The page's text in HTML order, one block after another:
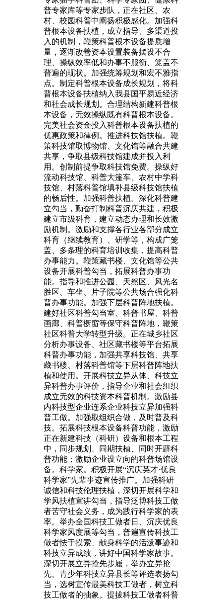
普专家库等专家步队，正在社区、农
村、校园科普中阐扬积极感化。加强科
普根本设备扶植，成立指导、多渠道投
入的机制，鞭策科普根本设备提质增
量，逐渐改善资本设置装备摆设不合
理、操纵效率低和办事不服衡、笼盖不
普遍的现状。加强统筹规划和宏不雅指
点。制定科普根本设备成长规划，将科
普根本设备扶植纳入我县国平易近经济
和社会成长规划。合理结构新建科普根
本设备，无效操纵既有科普根本设备。
完美社会资金投入科普根本设备扶植的
优惠政策和律例。推进科技馆扶植。鞭
策科技馆取博物馆、文化馆等融合共建
共享，争取县级科技馆建成并投入利
用。创制前提争取科技馆免费。操纵好
流动科技馆、科普大篷车、农村中学科
技馆、村落科普馆填补县级科技馆扶植
的畅后性。加强科普扶植。深化科普建
立勾当，勤奋打制科普沉庆共建，积极
建立市级科育，建立动态办理和长效激
励机制。激励和支撑各行业各部分成立
科育（继续教育）、研学等，构成广笼
盖、多条理的科育培训收集，提高科普
办事能力。鞭策藏书楼、文化馆等公共
设备开展科普勾当，拓展科普办事功
能。指导和推进公园、天然区、风光名
胜区、车坐、片子院等公共场合强化科
普办事功能。加强下层科普阵地扶植。
建好社区科普勾当室、科普书屋、科普
画廊、科普橱窗等保守科普阵地，鞭策
社区科普大学转型升级。正在城乡社区
分析办事设备、社区藏书楼等平台拓展
科普办事功能，加强共享科技馆、共享
藏书楼、村落科普馆等下层科普阵地扶
植和使用。开展科技立异从体、科技立
异科普办事评价，指导企业和社会组织
成立无效的科技资本科普机制。激励县
内科技型企业连系企业科技立异加强科
普工做。加强取组织合做，及时普及科
技。拓展科技根本设备科普功能，激励
正在新建科技（科研）设备和根本工程
中，同步规划、同期扶植、同时开辟科
普功能；激励企业设立向的科普场馆设
备。科学家。积极开展“沉庆英才·优良
科学家”先辈事迹宣传推广。加强科研
诚信和科技伦理扶植，深切开展科学和
学风扶植宣讲勾当，指导泛博科技工做
者苦守社会义务，成为践行科学家的表
率。举办全国科技工做者日、沉庆优良
科学家风度展等勾当，普遍宣传科技工
做者怯于摸索、献身科学的活泼事迹和
科技立异成绩，讲好中国科学家故事。
深切开展立异抢先步履，举办立异抢
先、青少年科技立异县长等评选表扬勾
当，选树宣传最美科技工做者，树立科
技工做者的抽象。提拔科技工做者科普